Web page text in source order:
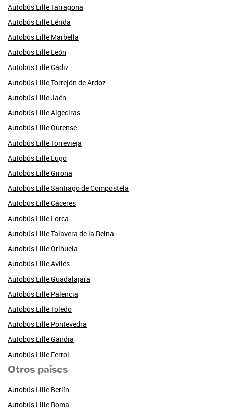
Autobús Lille Tarragona
Autobús Lille Lérida
Autobús Lille Marbella
Autobús Lille León
Autobús Lille Cádiz
Autobús Lille Torrejón de Ardoz
Autobús Lille Jaén
Autobús Lille Algeciras
Autobús Lille Ourense
Autobús Lille Torrevieja
Autobús Lille Lugo
Autobús Lille Girona
Autobús Lille Santiago de Compostela
Autobús Lille Cáceres
Autobús Lille Lorca
Autobús Lille Talavera de la Reina
Autobús Lille Orihuela
Autobús Lille Avilés
Autobús Lille Guadalajara
Autobús Lille Palencia
Autobús Lille Toledo
Autobús Lille Pontevedra
Autobús Lille Gandia
Autobús Lille Ferrol
Otros países
Autobús Lille Berlín
Autobús Lille Roma